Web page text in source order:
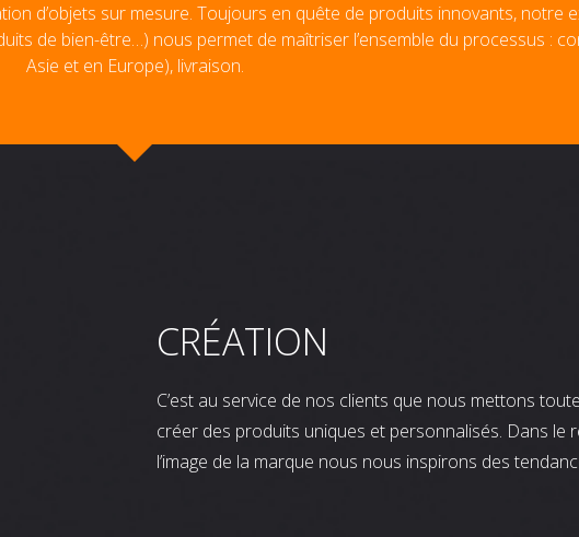
d’objets sur mesure. Toujours en quête de produits innovants, notre
de bien-être…) nous permet de maîtriser l’ensemble du processus :
Asie et en Europe), livraison.
CRÉATION
C’est au service de nos clients que nous mettons
créer des produits uniques et personnalisés. Dans le
l’image de la marque nous nous inspirons des